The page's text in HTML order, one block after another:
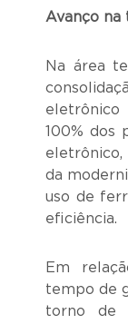
Avanço na
Na área
eletrônico
100% dos
da
uso de
eficiência.
Em
tempo de
torno de